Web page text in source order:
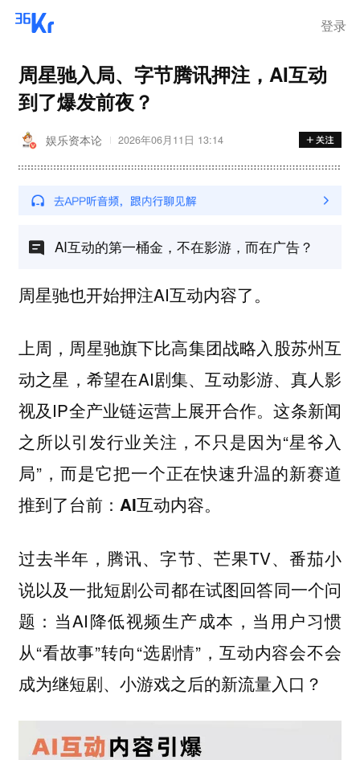
登录
周星驰入局、字节腾讯押注，AI互动
到了爆发前夜？
娱乐资本论 2026年06月11日 13:14
AI互动的第一桶金，不在影游，而在广告？
周星驰也开始押注AI互动内容了。
上周，周星驰旗下比高集团战略入股苏州互
动之星，希望在AI剧集、互动影游、真人影
视及IP全产业链运营上展开合作。这条新闻
之所以引发行业关注，不只是因为“星爷入
局”，而是它把一个正在快速升温的新赛道
推到了台前：AI互动内容。
过去半年，腾讯、字节、芒果TV、番茄小
说以及一批短剧公司都在试图回答同一个问
题：当AI降低视频生产成本，当用户习惯
从“看故事”转向“选剧情”，互动内容会不会
成为继短剧、小游戏之后的新流量入口？